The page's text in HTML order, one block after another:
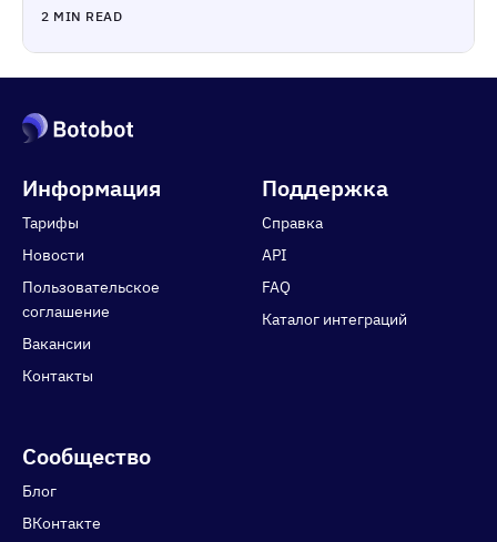
2 MIN READ
Информация
Тарифы
Новости
Пользовательское
соглашение
Вакансии
Контакты
Поддержка
Справка
API
FAQ
Каталог интеграций
Сообщество
Блог
ВКонтакте